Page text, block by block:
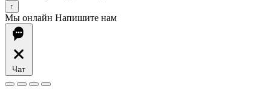
↑
Мы онлайн Напишите нам
Чат